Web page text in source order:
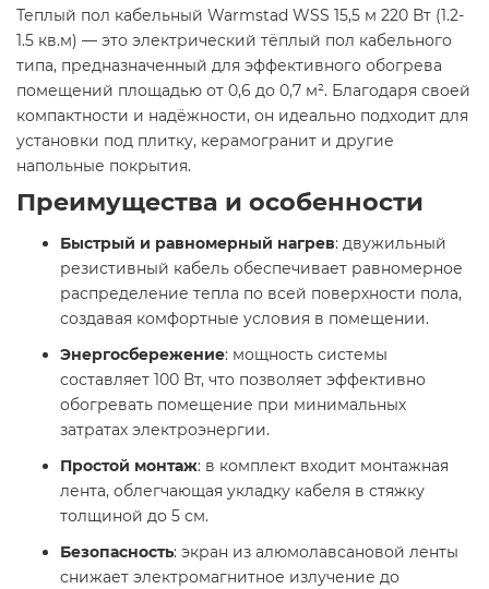
Теплый пол кабельный Warmstad WSS 15,5 м 220 Вт (1.2-
1.5 кв.м) — это электрический тёплый пол кабельного
типа, предназначенный для эффективного обогрева
помещений площадью от 0,6 до 0,7 м². Благодаря своей
компактности и надёжности, он идеально подходит для
установки под плитку, керамогранит и другие
напольные покрытия.​
Преимущества и особенности
Быстрый и равномерный нагрев: двужильный
резистивный кабель обеспечивает равномерное
распределение тепла по всей поверхности пола,
создавая комфортные условия в помещении.​
Энергосбережение: мощность системы
составляет 100 Вт, что позволяет эффективно
обогревать помещение при минимальных
затратах электроэнергии.​
Простой монтаж: в комплект входит монтажная
лента, облегчающая укладку кабеля в стяжку
толщиной до 5 см.​
Безопасность: экран из алюмолавсановой ленты
снижает электромагнитное излучение до